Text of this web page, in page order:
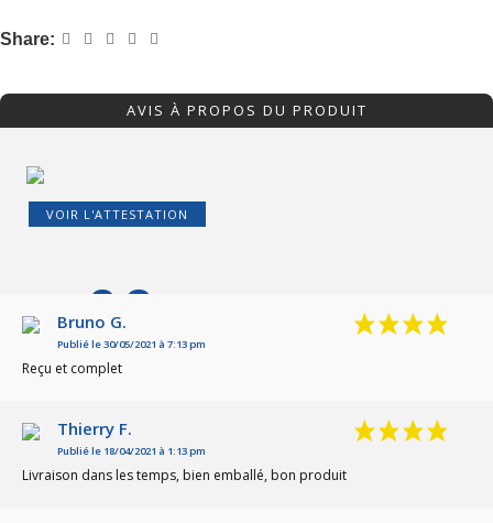
Share:
AVIS À PROPOS DU PRODUIT
VOIR L'ATTESTATION
9.3
Bruno G.
Publié le 30/05/2021 à 7:13 pm
Reçu et complet
Thierry F.
Publié le 18/04/2021 à 1:13 pm
Livraison dans les temps, bien emballé, bon produit